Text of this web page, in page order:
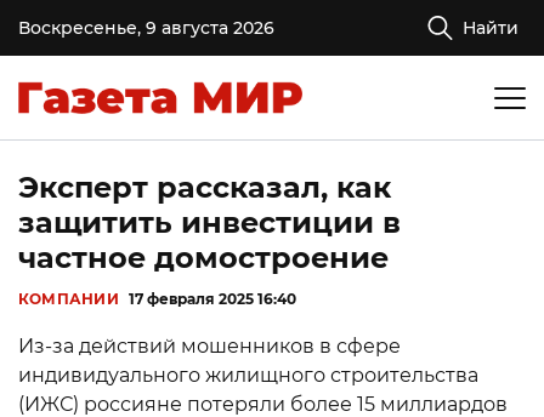
Воскресенье, 9 августа 2026 Найти
Эксперт рассказал, как
защитить инвестиции в
частное домостроение
КОМПАНИИ 17 февраля 2025 16:40
Из-за действий мошенников в сфере
индивидуального жилищного строительства
(ИЖС) россияне потеряли более 15 миллиардов